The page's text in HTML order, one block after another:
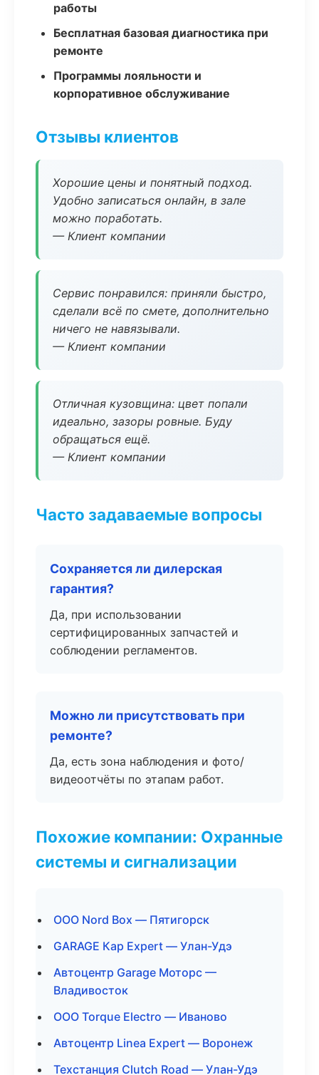
работы
Бесплатная базовая диагностика при
ремонте
Программы лояльности и
корпоративное обслуживание
Отзывы клиентов
Хорошие цены и понятный подход.
Удобно записаться онлайн, в зале
можно поработать.
— Клиент компании
Сервис понравился: приняли быстро,
сделали всё по смете, дополнительно
ничего не навязывали.
— Клиент компании
Отличная кузовщина: цвет попали
идеально, зазоры ровные. Буду
обращаться ещё.
— Клиент компании
Часто задаваемые вопросы
Сохраняется ли дилерская
гарантия?
Да, при использовании
сертифицированных запчастей и
соблюдении регламентов.
Можно ли присутствовать при
ремонте?
Да, есть зона наблюдения и фото/
видеоотчёты по этапам работ.
Похожие компании: Охранные
системы и сигнализации
ООО Nord Box — Пятигорск
GARAGE Кар Expert — Улан-Удэ
Автоцентр Garage Моторс —
Владивосток
ООО Torque Electro — Иваново
Автоцентр Linea Expert — Воронеж
Техстанция Clutch Road — Улан-Удэ